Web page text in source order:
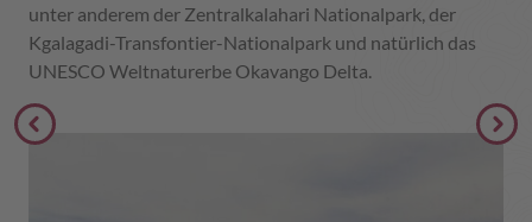
unter anderem der Zentralkalahari Nationalpark, der
Kgalagadi-Transfontier-Nationalpark und natürlich das
UNESCO Weltnaturerbe Okavango Delta.